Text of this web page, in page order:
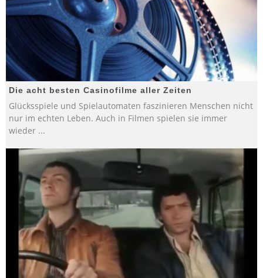
Die acht besten Casinofilme aller Zeiten
Glücksspiele und Spielautomaten faszinieren Menschen nicht
nur im echten Leben. Auch in Filmen spielen sie immer
wieder ...